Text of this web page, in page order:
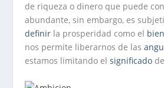
de riqueza o dinero que puede
abundante, sin embargo, es
definir la prosperidad como el
nos permite liberarnos de las
estamos limitando elsignificado